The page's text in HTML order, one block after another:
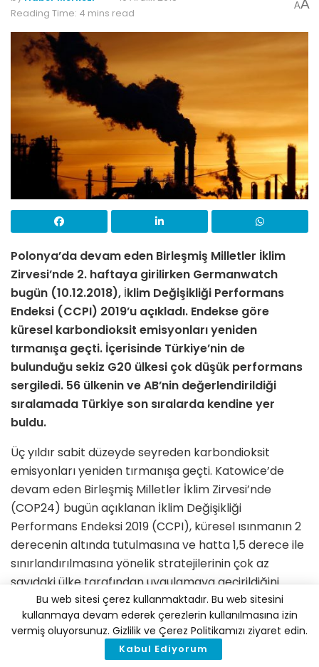
Reading Time: 4 mins read
AA
Polonya’da devam eden Birleşmiş Milletler İklim
Zirvesi’nde 2. haftaya girilirken Germanwatch
bugün (10.12.2018), İklim Değişikliği Performans
Endeksi (CCPI) 2019’u açıkladı. Endekse göre
küresel karbondioksit emisyonları yeniden
tırmanışa geçti. İçerisinde Türkiye’nin de
bulunduğu sekiz G20 ülkesi çok düşük performans
sergiledi. 56 ülkenin ve AB’nin değerlendirildiği
sıralamada Türkiye son sıralarda kendine yer
buldu.
Üç yıldır sabit düzeyde seyreden karbondioksit
emisyonları yeniden tırmanışa geçti. Katowice’de
devam eden Birleşmiş Milletler İklim Zirvesi’nde
(COP24) bugün açıklanan İklim Değişikliği
Performans Endeksi 2019 (CCPI), küresel ısınmanın 2
derecenin altında tutulmasına ve hatta 1,5 derece ile
sınırlandırılmasına yönelik stratejilerinin çok az
sayıdaki ülke tarafından uygulamaya geçirildiğini
ortaya koydu. CCPI’ye göre, yenilenebilir enerji
alanında (özellikle de daha önceleri yenilenebilir
enerji payı düşük olan ülkelerde) devam eden
büyümeye ve rekabet ortamına rağmen,
Bu web sitesi çerez kullanmaktadır. Bu web sitesini
kullanmaya devam ederek çerezlerin kullanılmasına izin
vermiş oluyorsunuz. Gizlilik ve Çerez Politikamızı ziyaret edin.
Kabul Ediyorum